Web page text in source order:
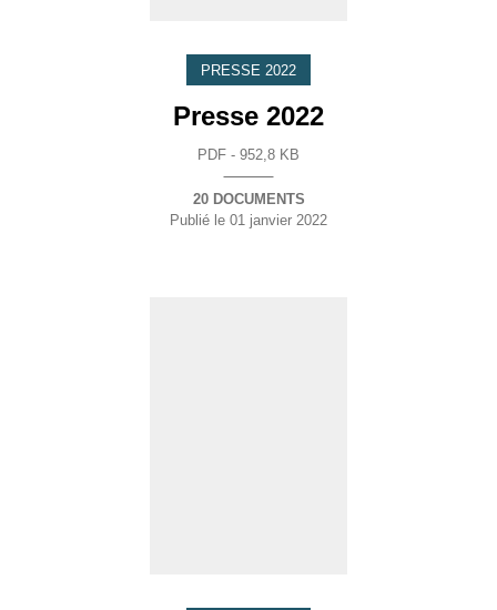
PRESSE 2022
Presse 2022
PDF - 952,8 KB
20 DOCUMENTS
Publié le 01 janvier 2022